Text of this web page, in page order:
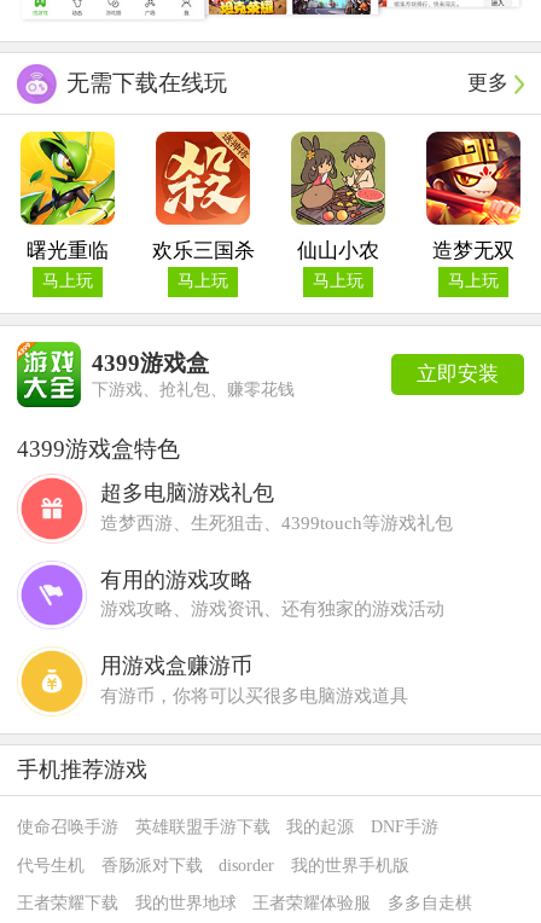
更多
无需下载在线玩
曙光重临
马上玩
欢乐三国杀
马上玩
仙山小农
马上玩
造梦无双
马上玩
立即安装
4399游戏盒
下游戏、抢礼包、赚零花钱
4399游戏盒特色
超多电脑游戏礼包
造梦西游、生死狙击、4399touch等游戏礼包
有用的游戏攻略
游戏攻略、游戏资讯、还有独家的游戏活动
用游戏盒赚游币
有游币，你将可以买很多电脑游戏道具
手机推荐游戏
使命召唤手游 英雄联盟手游下载 我的起源 DNF手游
代号生机 香肠派对下载 disorder 我的世界手机版
王者荣耀下载 我的世界地球 王者荣耀体验服 多多自走棋